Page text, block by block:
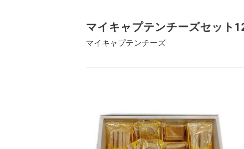
マイキャプテンチーズセット
マイキャプテンチーズ